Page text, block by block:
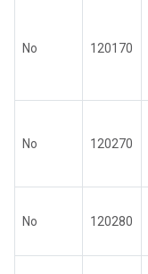
No 120170
No 120270
No 120280